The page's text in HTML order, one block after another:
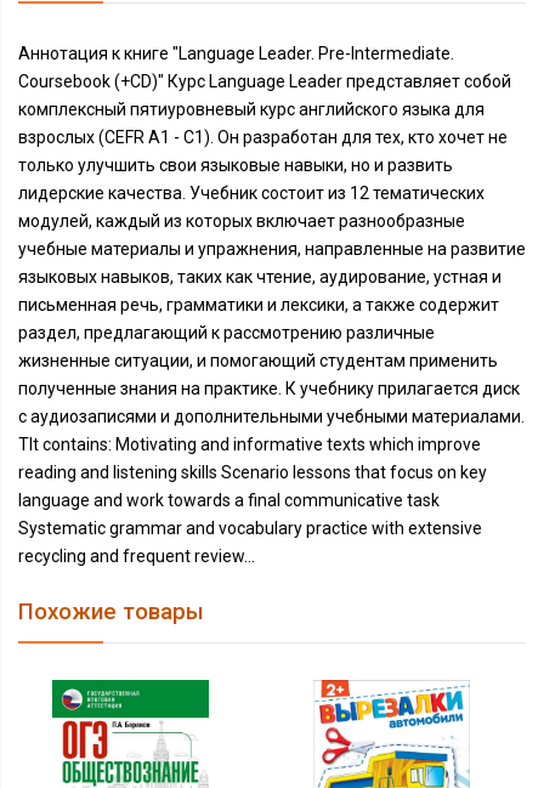
Аннотация к книге "Language Leader. Pre-Intermediate.
Coursebook (+CD)" Курс Language Leader представляет собой
комплексный пятиуровневый курс английского языка для
взрослых (CEFR A1 - C1). Он разработан для тех, кто хочет не
только улучшить свои языковые навыки, но и развить
лидерские качества. Учебник состоит из 12 тематических
модулей, каждый из которых включает разнообразные
учебные материалы и упражнения, направленные на развитие
языковых навыков, таких как чтение, аудирование, устная и
письменная речь, грамматики и лексики, а также содержит
раздел, предлагающий к рассмотрению различные
жизненные ситуации, и помогающий студентам применить
полученные знания на практике. К учебнику прилагается диск
с аудиозаписями и дополнительными учебными материалами.
TIt contains: Motivating and informative texts which improve
reading and listening skills Scenario lessons that focus on key
language and work towards a final communicative task
Systematic grammar and vocabulary practice with extensive
recycling and frequent review...
Похожие товары